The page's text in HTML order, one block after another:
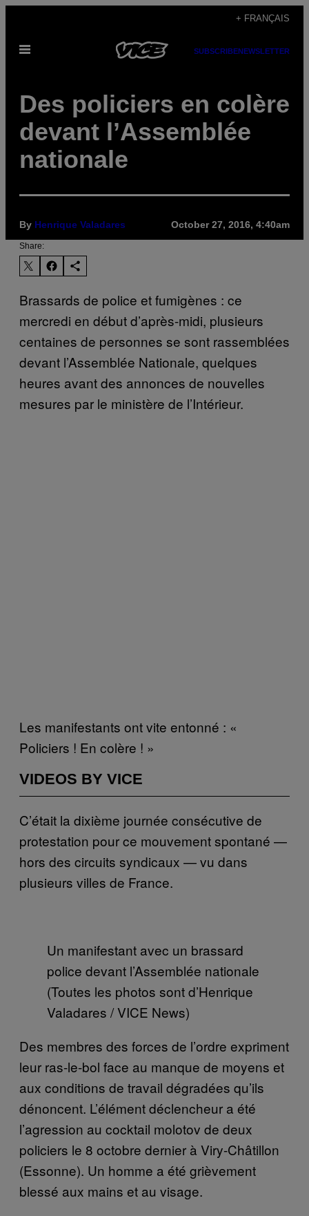
content
+ FRANÇAIS
Open
SUBSCRIBENEWSLETTER
Des policiers en colère
devant l’Assemblée
nationale
By Henrique Valadares October 27, 2016, 4:40am
Share:
Brassards de police et fumigènes : ce
mercredi en début d’après-midi, plusieurs
centaines de personnes se sont rassemblées
devant l’Assemblée Nationale, quelques
heures avant des annonces de nouvelles
mesures par le ministère de l’Intérieur.
Les manifestants ont vite entonné : «
Policiers ! En colère ! »
VIDEOS BY VICE
C’était la dixième journée consécutive de
protestation pour ce mouvement spontané —
hors des circuits syndicaux — vu dans
plusieurs villes de France.
Un manifestant avec un brassard
police devant l’Assemblée nationale
(Toutes les photos sont d’Henrique
Valadares / VICE News)
Des membres des forces de l’ordre expriment
leur ras-le-bol face au manque de moyens et
aux conditions de travail dégradées qu’ils
dénoncent. L’élément déclencheur a été
l’agression au cocktail molotov de deux
policiers le 8 octobre dernier à Viry-Châtillon
(Essonne). Un homme a été grièvement
blessé aux mains et au visage.